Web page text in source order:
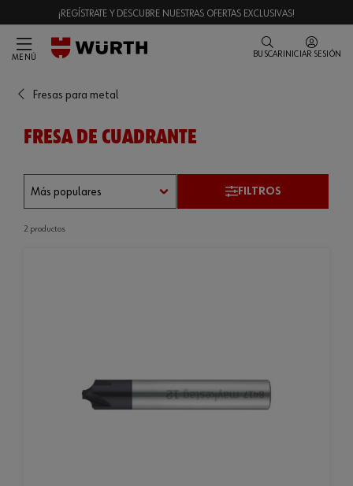
¡REGÍSTRATE Y DESCUBRE NUESTRAS OFERTAS EXCLUSIVAS!
MENÚ BUSCAR INICIAR SESIÓN
Fresas para metal
FRESA DE CUADRANTE
FILTROS
2 productos